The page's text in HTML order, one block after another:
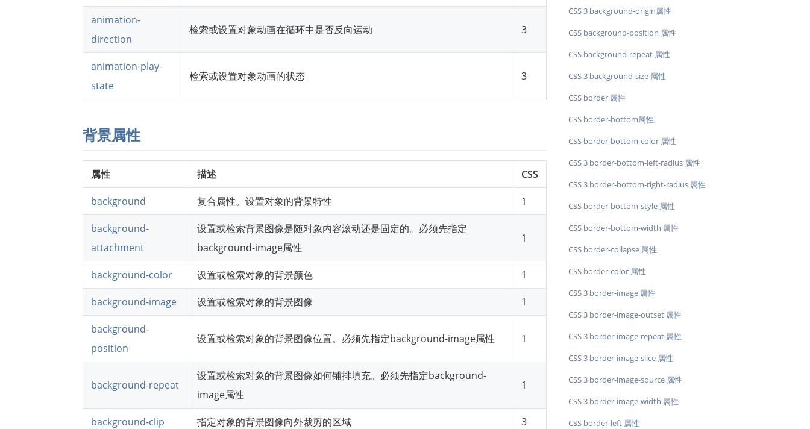
animation-
direction
检索或设置对象动画在循环中是否反向运动 3
animation-play-
state
检索或设置对象动画的状态 3
背景属性
属性 描述 CSS
background 复合属性。设置对象的背景特性 1
background-
attachment
设置或检索背景图像是随对象内容滚动还是固定的。必须先指定
background-image属性
1
background-color 设置或检索对象的背景颜色 1
background-image 设置或检索对象的背景图像 1
background-
position
设置或检索对象的背景图像位置。必须先指定background-image属性 1
background-repeat
设置或检索对象的背景图像如何铺排填充。必须先指定background-
image属性
1
background-clip 指定对象的背景图像向外裁剪的区域 3
CSS 3 background-origin属性
CSS background-position 属性
CSS background-repeat 属性
CSS 3 background-size 属性
CSS border 属性
CSS border-bottom属性
CSS border-bottom-color 属性
CSS 3 border-bottom-left-radius 属性
CSS 3 border-bottom-right-radius 属性
CSS border-bottom-style 属性
CSS border-bottom-width 属性
CSS border-collapse 属性
CSS border-color 属性
CSS 3 border-image 属性
CSS 3 border-image-outset 属性
CSS 3 border-image-repeat 属性
CSS 3 border-image-slice 属性
CSS 3 border-image-source 属性
CSS 3 border-image-width 属性
CSS border-left 属性